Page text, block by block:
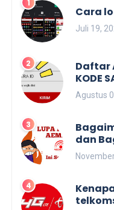
Cara
Juli 19,
Daftar
KODE
KODE
KODE
Agustus
dan